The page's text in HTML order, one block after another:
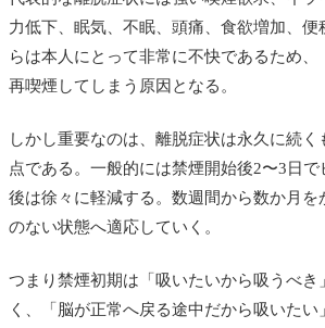
力低下、眠気、不眠、頭痛、食欲増加、便
らは本人にとって非常に不快であるため、
再喫煙してしまう原因となる。
しかし重要なのは、離脱症状は永久に続く
点である。一般的には禁煙開始後2〜3日
後は徐々に軽減する。数週間から数か月を
のない状態へ適応していく。
つまり禁煙初期は「吸いたいから吸うべき
く、「脳が正常へ戻る途中だから吸いた